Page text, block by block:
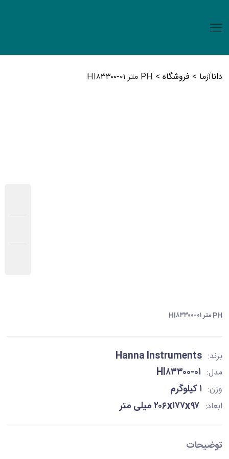
داناآزما > فروشگاه > PH متر HI۸۳۳۰۰-۰۱
PH متر HI۸۳۳۰۰-۰۱
برند: Hanna Instruments
مدل: HI۸۳۳۰۰-۰۱
وزن: ۱ کیلوگرم
ابعاد: ۲۰۶x۱۷۷x۹۷ میلی متر
توضیحات